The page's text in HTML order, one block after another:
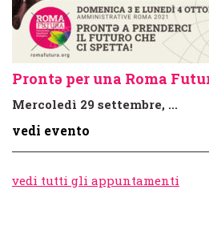
Prontə per una Roma
Mercoledì 29 settembre, ...
vedi evento
vedi tutti gli appuntamenti